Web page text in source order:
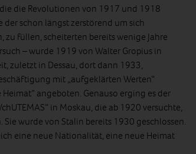
die Revolutionen von 1917 und 1918
schon längst zerstörend um sich
füllen, scheiterten bereits wenige Jahre
– wurde 1919 von Walter Gropius in
zuletzt in Dessau, dort dann 1933,
mit „aufgeklärten Werten“
angeboten. Genauso erging es der
in Moskau, die ab 1920 versuchte,
wurde von Stalin bereits 1930 geschlossen.
eine neue Nationalität, eine neue Heimat